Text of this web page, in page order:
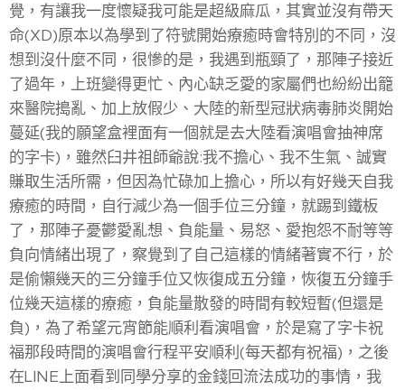
覺，有讓我一度懷疑我可能是超級麻瓜，其實並沒有帶天
命(XD)原本以為學到了符號開始療癒時會特別的不同，沒
想到沒什麼不同，很慘的是，我遇到瓶頸了，那陣子接近
了過年，上班變得更忙、內心缺乏愛的家屬們也紛紛出籠
來醫院搗亂、加上放假少、大陸的新型冠狀病毒肺炎開始
蔓延(我的願望盒裡面有一個就是去大陸看演唱會抽神席
的字卡)，雖然臼井祖師爺說:我不擔心、我不生氣、誠實
賺取生活所需，但因為忙碌加上擔心，所以有好幾天自我
療癒的時間，自行減少為一個手位三分鐘，就踢到鐵板
了，那陣子憂鬱愛亂想、負能量、易怒、愛抱怨不耐等等
負向情緒出現了，察覺到了自己這樣的情緒著實不行，於
是偷懶幾天的三分鐘手位又恢復成五分鐘，恢復五分鐘手
位幾天這樣的療癒，負能量散發的時間有較短暫(但還是
負)，為了希望元宵節能順利看演唱會，於是寫了字卡祝
福那段時間的演唱會行程平安順利(每天都有祝福)，之後
在LINE上面看到同學分享的金錢回流法成功的事情，我